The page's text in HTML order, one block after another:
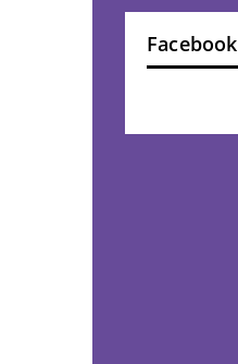
Facebook